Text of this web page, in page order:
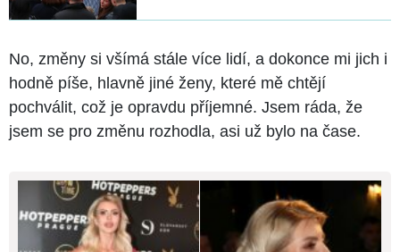
No, změny si všímá stále více lidí, a dokonce mi jich i
hodně píše, hlavně jiné ženy, které mě chtějí
pochválit, což je opravdu příjemné. Jsem ráda, že
jsem se pro změnu rozhodla, asi už bylo na čase.